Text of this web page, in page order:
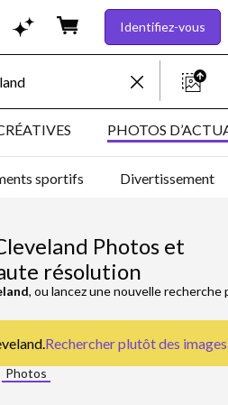
Identifiez-vous
PHOTOS
sportifs Divertissement
Photos et
résolution
, ou lancez une nouvelle
Rechercher plutôt des
Photos